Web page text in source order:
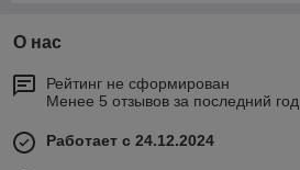
О нас
Рейтинг не сформирован
Менее 5 отзывов за последний год
Работает с 24.12.2024